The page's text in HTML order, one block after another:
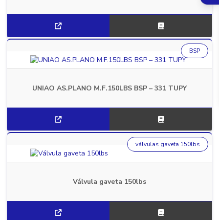
UNIAO AS.PLANO M.F.150LBS BSP – 331 TUPY
BSP
Válvula gaveta 150lbs
válvulas gaveta 150lbs